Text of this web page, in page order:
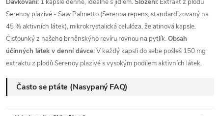
Dávkování: 1 kapsle denně, ideálně s jídlem.Složení: Extrakt z plodů
Serenoy plazivé - Saw Palmetto (Serenoa repens, standardizovaný na
45 % aktivních látek), mikrokrystalická celulóza, želatinová kapsle.
Čisťounký z našeho brněnskýho revíru rovnou na pytlík.Obsah
účinných látek v denní dávce:V každý kapsli do sebe pošleš 150 mg
extraktu z plodů Serenoy plazivé s vysokým podílem aktivních látek.
Často se ptáte (Nasypaný FAQ)